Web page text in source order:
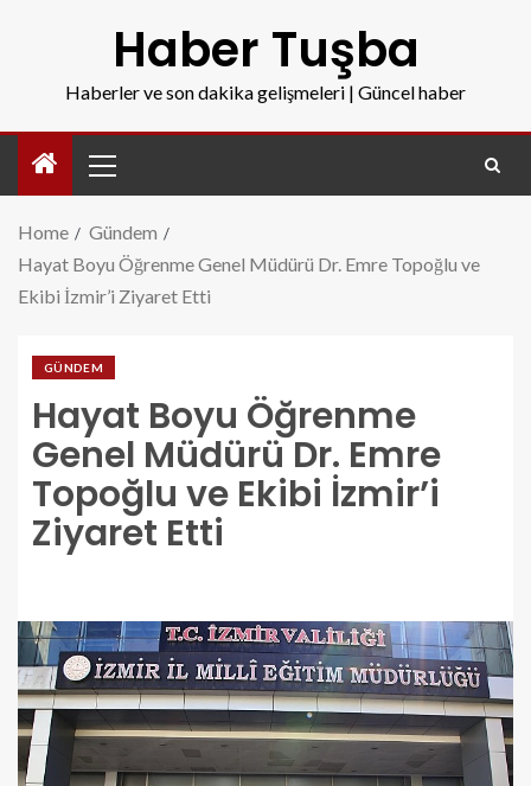
Haber Tuşba
Haberler ve son dakika gelişmeleri | Güncel haber
Home
Gündem
Hayat Boyu Öğrenme Genel Müdürü Dr. Emre Topoğlu ve
Ekibi İzmir’i Ziyaret Etti
GÜNDEM
Hayat Boyu Öğrenme
Genel Müdürü Dr. Emre
Topoğlu ve Ekibi İzmir’i
Ziyaret Etti